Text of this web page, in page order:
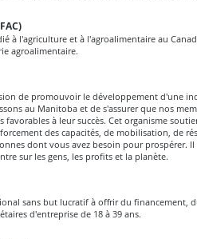
à l'agriculture et à l'agroalimentaire au
agroalimentaire.
de promouvoir le développement d'une
au Manitoba et de s'assurer que nos
favorables à leur succès. Cet organisme
des capacités, de mobilisation, de
dont vous avez besoin pour prospérer.
sur les gens, les profits et la planète.
sans but lucratif à offrir du financement,
d'entreprise de 18 à 39 ans.